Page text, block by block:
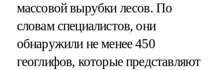
массовой вырубки лесов. По
словам специалистов, они
обнаружили не менее 450
геоглифов, которые представляют